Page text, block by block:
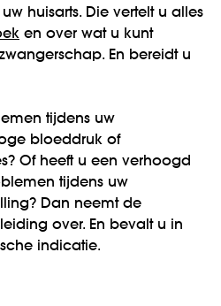
huisarts. Die vertelt u alles
en over wat u kunt
En bereidt u
tijdens uw
bloeddruk of
Of heeft u een verhoogd
tijdens uw
Dan neemt de
over. En bevalt u in
indicatie.